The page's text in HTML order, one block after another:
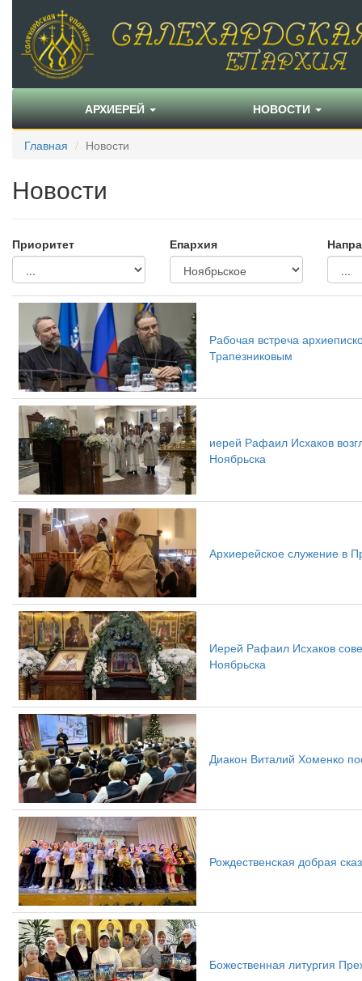
АРХИЕРЕЙ НОВОСТИ
Главная Новости
Новости
Приоритет Епархия
Рабочая встреча
Трапезниковым
иерей Рафаил Исхаков
Ноябрьска
Архиерейское служение в
Иерей Рафаил Исхаков
Ноябрьска
Диакон Виталий Хоменко
Рождественская добрая
Божественная литургия